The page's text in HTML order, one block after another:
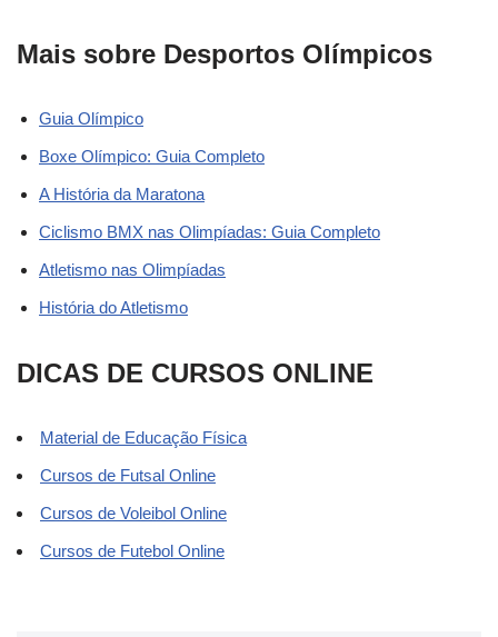
Mais sobre Desportos Olímpicos
Guia Olímpico
Boxe Olímpico: Guia Completo
A História da Maratona
Ciclismo BMX nas Olimpíadas: Guia Completo
Atletismo nas Olimpíadas
História do Atletismo
DICAS DE CURSOS ONLINE
Material de Educação Física
Cursos de Futsal Online
Cursos de Voleibol Online
Cursos de Futebol Online